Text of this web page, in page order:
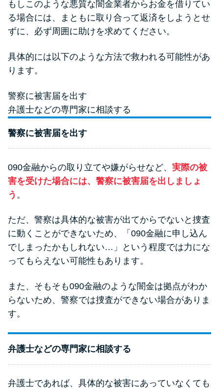
もしこのような悪質な闇金業者からお金を借りてい
る場合には、まともに取り合って返済をしようとせ
ずに、必ず周囲に助けを求めてください。
具体的には以下のような方法で救われる可能性があ
ります。
警察に被害届を出す
弁護士などの専門家に相談する
警察に被害届を出す
090金融からの取り立てや嫌がらせなど、 実際の被
害を受けた場合には、警察に被害届を出しましょ
う 。
ただ、警察は具体的な被害が出てからでないと捜査
に動くことができないため、「090金融に申し込ん
でしまったかもしれない…」という程度では力にな
ってもらえない可能性もあります。
また、そもそも090金融のような闇金は拠点がわか
らないため、警察では捜査ができない場合がありま
す。
弁護士などの専門家に相談する
弁護士であれば、具体的な被害にあっていなくても